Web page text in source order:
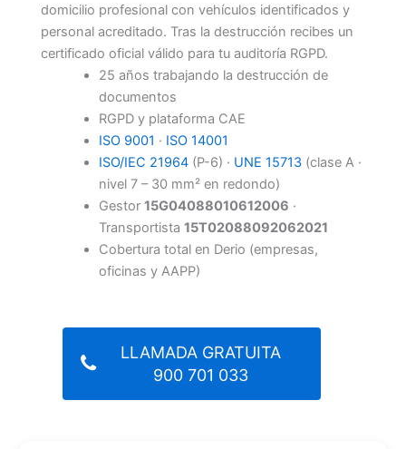
domicilio profesional con vehículos identificados y
personal acreditado. Tras la destrucción recibes un
certificado oficial válido para tu auditoría RGPD.
25 años trabajando la destrucción de
documentos
RGPD y plataforma CAE
ISO 9001 · ISO 14001
ISO/IEC 21964(P-6) · UNE 15713(clase A ·
nivel 7 – 30 mm² en redondo)
Gestor 15G04088010612006 ·
Transportista 15T02088092062021
Cobertura total en Derio (empresas,
oficinas y AAPP)
LLAMADA GRATUITA
900 701 033